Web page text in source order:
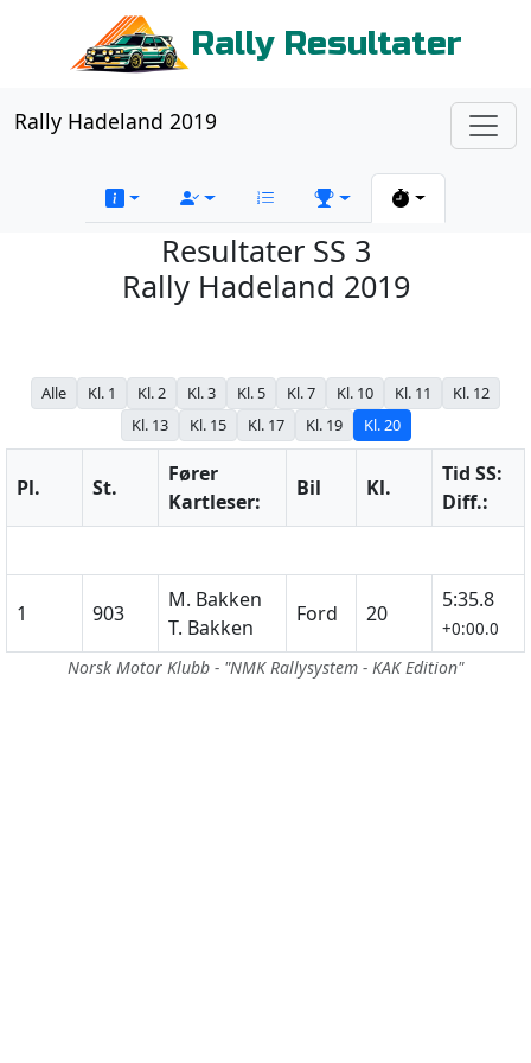
Rally Resultater
Rally Hadeland 2019
Resultater SS 3
Rally Hadeland 2019
Alle Kl. 1 Kl. 2 Kl. 3 Kl. 5 Kl. 7 Kl. 10 Kl. 11
Kl. 12
Kl. 13
Kl. 15 Kl. 17 Kl. 19 Kl. 20
Pl. St.
Fører
Kartleser:
Bil Kl.
Tid SS:
Diff.:
1 903
M. Bakken
T. Bakken
Ford 20
5:35.8
+0:00.0
Norsk Motor Klubb - "NMK Rallysystem - KAK Edition"